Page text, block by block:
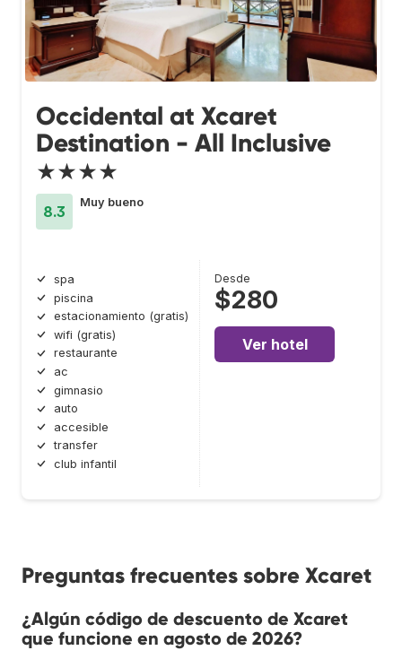
Occidental at Xcaret
Destination - All Inclusive
★★★★
8.3
Muy bueno
spa
piscina
estacionamiento (gratis)
wifi (gratis)
restaurante
ac
gimnasio
auto
accesible
transfer
club infantil
Desde
$280
Ver hotel
Preguntas frecuentes sobre Xcaret
¿Algún código de descuento de Xcaret
que funcione en agosto de 2026?